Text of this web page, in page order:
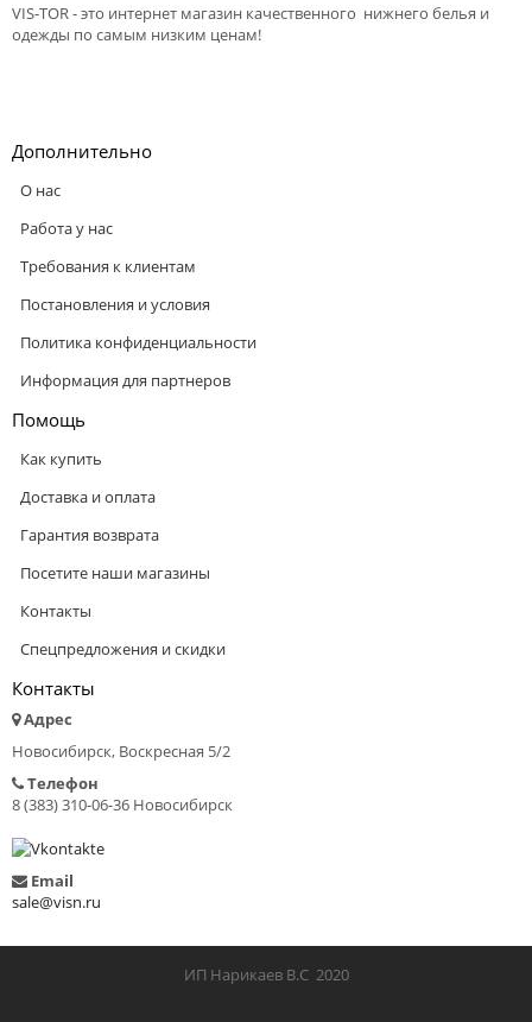
VIS-TOR - это интернет магазин качественного нижнего белья и
одежды по самым низким ценам!
Дополнительно
О нас
Работа у нас
Требования к клиентам
Постановления и условия
Политика конфиденциальности
Информация для партнеров
Помощь
Как купить
Доставка и оплата
Гарантия возврата
Посетите наши магазины
Контакты
Спецпредложения и скидки
Контакты
Адрес
Новосибирск, Воскресная 5/2
Телефон
8 (383) 310-06-36 Новосибирск
Email
sale@visn.ru
ИП Нарикаев В.С 2020